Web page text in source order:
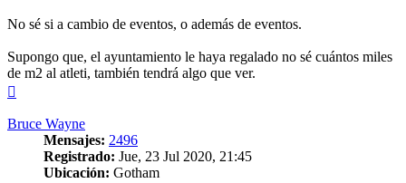
No sé si a cambio de eventos, o además de eventos.
Supongo que, el ayuntamiento le haya regalado no sé cuántos miles
de m2 al atleti, también tendrá algo que ver.
Bruce Wayne
Mensajes: 2496
Registrado: Jue, 23 Jul 2020, 21:45
Ubicación: Gotham